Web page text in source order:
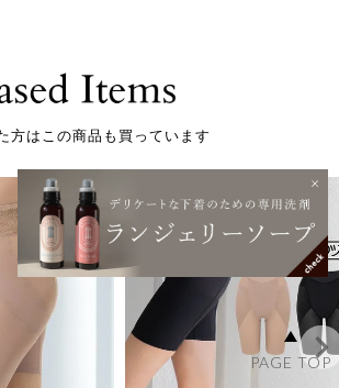
方はこの商品も買っています
PAGE TOP